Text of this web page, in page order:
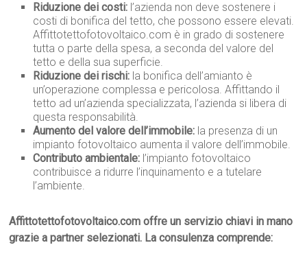
Riduzione dei costi: l’azienda non deve sostenere i
costi di bonifica del tetto, che possono essere elevati.
Affittotettofotovoltaico.com è in grado di sostenere
tutta o parte della spesa, a seconda del valore del
tetto e della sua superficie.
Riduzione dei rischi: la bonifica dell’amianto è
un’operazione complessa e pericolosa. Affittando il
tetto ad un’azienda specializzata, l’azienda si libera di
questa responsabilità.
Aumento del valore dell’immobile: la presenza di un
impianto fotovoltaico aumenta il valore dell’immobile.
Contributo ambientale: l’impianto fotovoltaico
contribuisce a ridurre l’inquinamento e a tutelare
l’ambiente.
Affittotettofotovoltaico.com offre un servizio chiavi in mano
grazie a partner selezionati. La consulenza comprende: